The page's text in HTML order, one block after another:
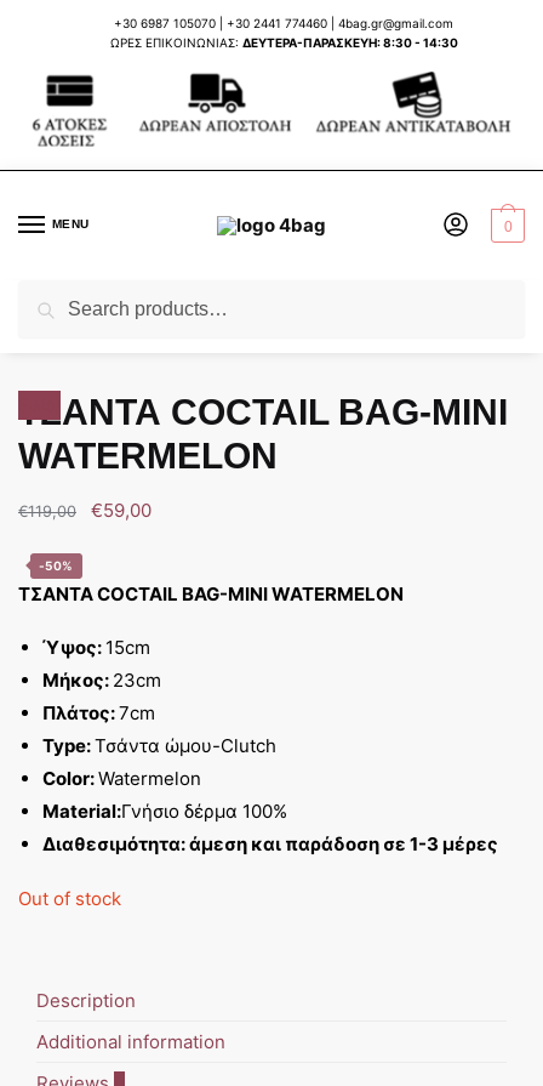
navigation
content
+30 6987 105070 +30 2441 774460
4bag.gr@gmail.com
ΩΡΕΣ ΕΠΙΚΟΙΝΩΝΙΑΣ: ΔΕΥΤΕΡΑ-ΠΑΡΑΣΚΕΥΗ: 8:30 - 14:30
MENU
for:
0
Home ΤΣΑΝΤΕΣ ΓΥΝΑΙΚΕΙΕΣ
ΤΣΑΝΤΑ COCTAIL BAG-MINI
WATERMELON
€119,00 €59,00
-50%
ΤΣΑΝΤΑ COCTAIL BAG-MINI WATERMELON
Ύψος: 15cm
Μήκος: 23cm
Πλάτος:7cm
Type:Τσάντα ώμου-Clutch
Color:Watermelon
Material:Γνήσιο δέρμα 100%
Διαθεσιμότητα: άμεση και παράδοση σε 1-3 μέρες
Out of stock
Description
Additional information